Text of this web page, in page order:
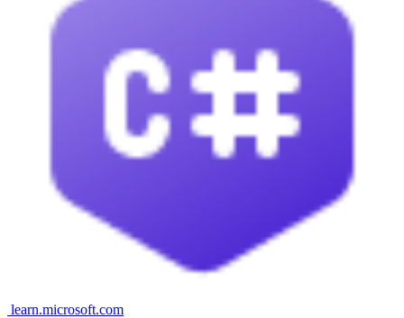
learn.microsoft.com